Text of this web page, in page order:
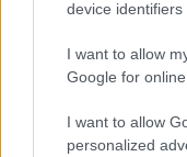
device identifiers
I want to allow
Google for
I want to allow
personalized
08/08/2026
παρουσία των
07/08/2026
«Αντίο» με ήττα